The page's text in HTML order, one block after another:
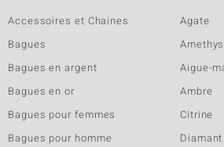
Accessoires et Chaines
Bagues
Bagues en argent
Bagues en or
Bagues pour femmes
Bagues pour homme
Agate
Aigue-
Ambre
Citrine
Diamant